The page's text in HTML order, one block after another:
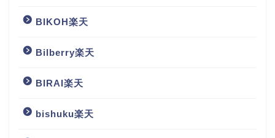
BIKOH楽天
Bilberry楽天
BIRAI楽天
bishuku楽天